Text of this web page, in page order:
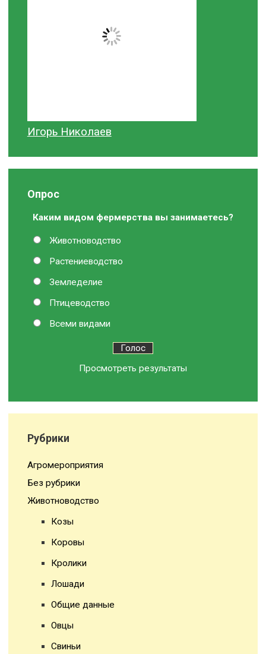
Игорь Николаев
Опрос
Каким видом фермерства вы занимаетесь?
Животноводство
Растениеводство
Земледелие
Птицеводство
Всеми видами
Просмотреть результаты
Рубрики
Агромероприятия
Без рубрики
Животноводство
Козы
Коровы
Кролики
Лошади
Общие данные
Овцы
Свиньи